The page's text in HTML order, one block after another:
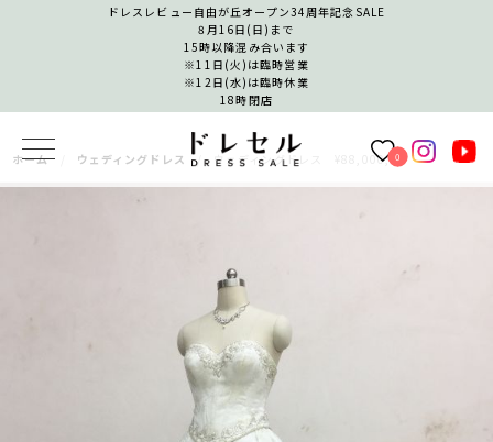
ドレスレビュー自由が丘オープン34周年記念SALE
8月16日(日)まで
15時以降混み合います
※11日(火)は臨時営業
※12日(水)は臨時休業
18時閉店
0
ホーム ウェディングドレス ウェディングドレス ¥88,000,-